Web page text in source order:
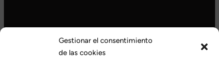
Gestionar el consentimiento
de las cookies
Search for an article